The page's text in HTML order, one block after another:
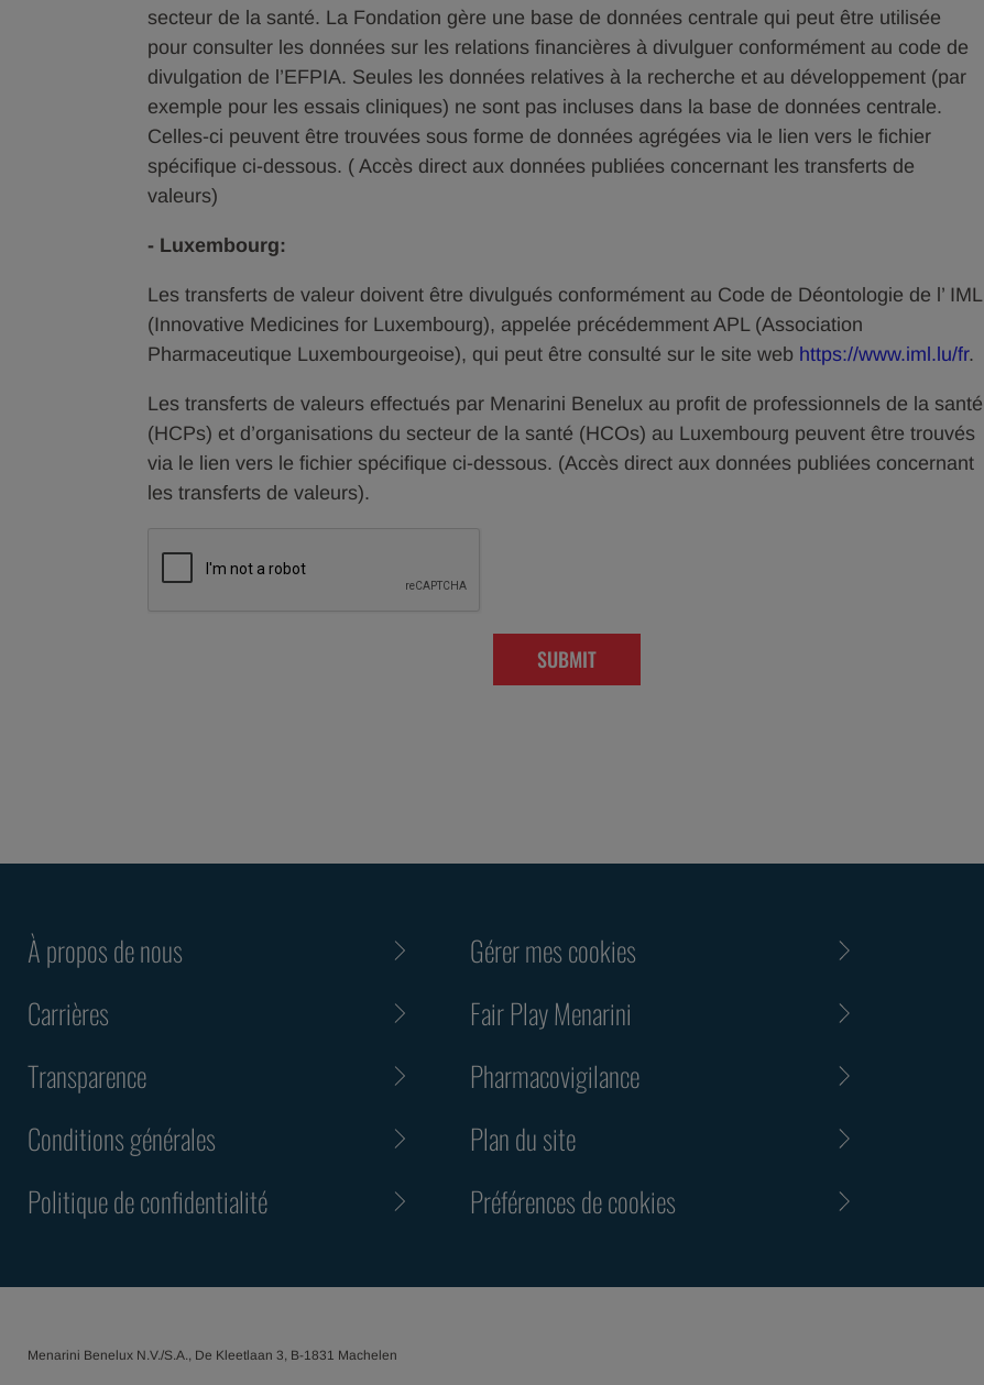
secteur de la santé. La Fondation gère une base de données centrale qui peut être utilisée
pour consulter les données sur les relations financières à divulguer conformément au code de
divulgation de l’EFPIA. Seules les données relatives à la recherche et au développement (par
exemple pour les essais cliniques) ne sont pas incluses dans la base de données centrale.
Celles-ci peuvent être trouvées sous forme de données agrégées via le lien vers le fichier
spécifique ci-dessous. ( Accès direct aux données publiées concernant les transferts de
valeurs)
- Luxembourg:
Les transferts de valeur doivent être divulgués conformément au Code de Déontologie de l’ IML
(Innovative Medicines for Luxembourg), appelée précédemment APL (Association
Pharmaceutique Luxembourgeoise), qui peut être consulté sur le site web https://www.iml.lu/fr.
Les transferts de valeurs effectués par Menarini Benelux au profit de professionnels de la santé
(HCPs) et d’organisations du secteur de la santé (HCOs) au Luxembourg peuvent être trouvés
via le lien vers le fichier spécifique ci-dessous. (Accès direct aux données publiées concernant
les transferts de valeurs).
SUBMIT
À propos de nous
Carrières
Transparence
Conditions générales
Politique de confidentialité
Gérer mes cookies
Fair Play Menarini
Pharmacovigilance
Plan du site
Préférences de cookies
Menarini Benelux N.V./S.A., De Kleetlaan 3, B-1831 Machelen